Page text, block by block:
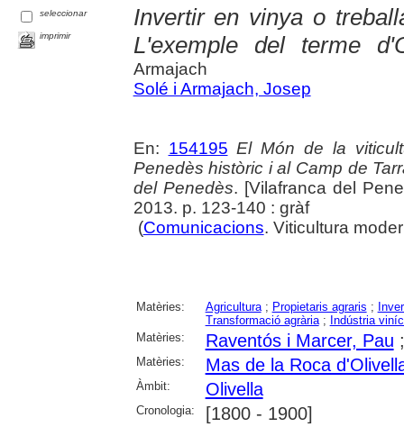
seleccionar
imprimir
Invertir en vinya o
L'exemple del terme
Armajach
Solé i Armajach, Josep
En: 154195 El Món de la
Penedès històric i al Camp de
del Penedès. [Vilafranca del
2013. p. 123-140 : gràf
(Comunicacions. Viticultura
Matèries: Agricultura; Propietaris agraris ;
Transformació agrària; Indústria
Matèries:
Raventós i Marcer, Pau
Matèries: Mas de la Roca
Àmbit: Olivella
Cronologia: [1800 - 1900]